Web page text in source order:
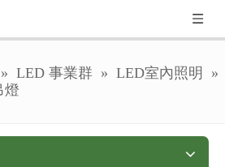
» LED 事業群 » LED室內照明
»
燈